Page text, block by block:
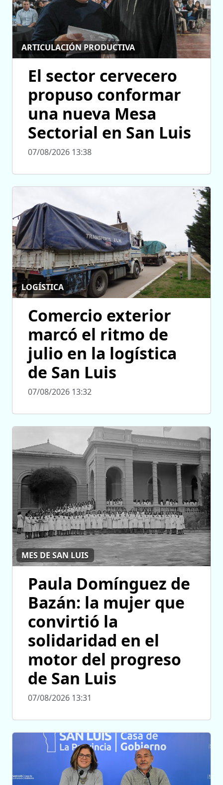
ARTICULACIÓN PRODUCTIVA
El sector cervecero
propuso conformar
una nueva Mesa
Sectorial en San Luis
07/08/2026 13:38
LOGÍSTICA
Comercio exterior
marcó el ritmo de
julio en la logística
de San Luis
07/08/2026 13:32
MES DE SAN LUIS
Paula Domínguez de
Bazán: la mujer que
convirtió la
solidaridad en el
motor del progreso
de San Luis
07/08/2026 13:31